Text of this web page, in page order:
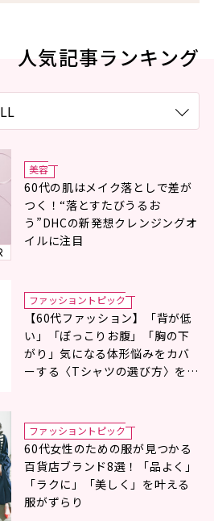
人気記事ランキング
美容
60代の肌はメイク落としで差が
つく！“落とすたびうるお
う”DHCの新発想クレンジングオ
イルに注目
ファッショントピック
【60代ファッション】「背が低
い」「ぽっこりお腹」「胸の下
がり」気になる体形悩みをカバ
ーする〈Tシャツの選び方〉をス
ファッショントピック
60代女性のための服が見つかる
百貨店ブランド8選！「品よく」
「ラクに」「美しく」を叶える
服がずらり